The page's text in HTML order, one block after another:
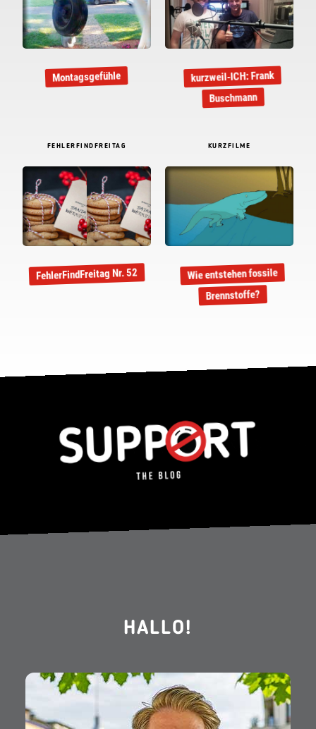
Montagsgefühle kurzweil-ICH: Frank
Buschmann
FEHLERFINDFREITAG
FehlerFindFreitag Nr. 52
KURZFILME
Wie entstehen fossile
Brennstoffe?
HALLO!